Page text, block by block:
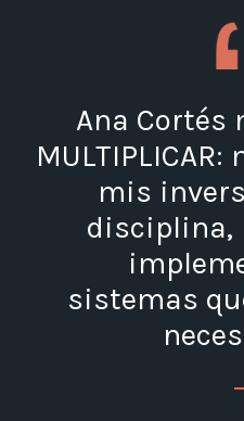
Ana Cortés
mis
disciplina,
sistemas